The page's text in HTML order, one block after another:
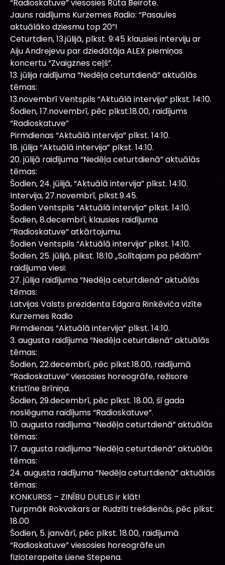
“Radioskatuve” viesosies Rūta Beirote.
Jauns raidījums Kurzemes Radio: “Pasaules
aktuālāko dziesmu top 20”!
Ceturtdien, 13.jūlijā, plkst. 9:45 klausies interviju ar
Aiju Andrejevu par dziedātāja ALEX piemiņas
koncertu “Zvaigznes ceļš”.
13. jūlija raidījuma “Nedēļa ceturtdienā” aktuālās
tēmas:
13.novembrī Ventspils “Aktuālā intervija” plkst. 14:10.
Šodien, 17.novembrī, pēc plkst.18.00, raidījums
“Radioskatuve”
Pirmdienas “Aktuālā intervija” plkst. 14:10.
18. jūlija “Aktuālā intervija” plkst. 14:10.
20. jūlijā raidījuma “Nedēļa ceturtdienā” aktuālās
tēmas:
Šodien, 24. jūlijā, “Aktuālā intervija” plkst. 14:10.
Intervija, 27.novembrī, plkst.9.45.
Šodien Ventspils “Aktuālā intervija” plkst. 14:10.
Šodien, 8.decembrī, klausies raidījuma
“Radioskatuve” atkārtojumu.
Šodien Ventspils “Aktuālā intervija” plkst. 14:10.
Šodien, 25. jūlijā, plkst. 18:10 „Solītajam pa pēdām”
raidījuma viesi:
27. jūlija raidījuma “Nedēļa ceturtdienā” aktuālās
tēmas:
Latvijas Valsts prezidenta Edgara Rinkēviča vizīte
Kurzemes Radio
Pirmdienas “Aktuālā intervija” plkst. 14:10.
3. augusta raidījuma “Nedēļa ceturtdienā” aktuālās
tēmas:
Šodien, 22.decembrī, pēc plkst.18.00, raidījumā
“Radioskatuve” viesosies horeogrāfe, režisore
Kristīne Brīniņa.
Šodien, 29.decembrī, pēc plkst. 18.00, šī gada
noslēguma raidījums “Radioskatuve”.
10. augusta raidījuma “Nedēļa ceturtdienā” aktuālās
tēmas:
17. augusta raidījuma “Nedēļa ceturtdienā” aktuālās
tēmas:
24. augusta raidījuma “Nedēļa ceturtdienā” aktuālās
tēmas:
KONKURSS – ZINĪBU DUELIS ir klāt!
Turpmāk Rokvakars ar Rudzīti trešdienās, pēc plkst.
18.00
Šodien, 5. janvārī, pēc plkst. 18.00, raidījumā
“Radioskatuve” viesosies horeogrāfe un
fizioterapeite Liene Stepena.